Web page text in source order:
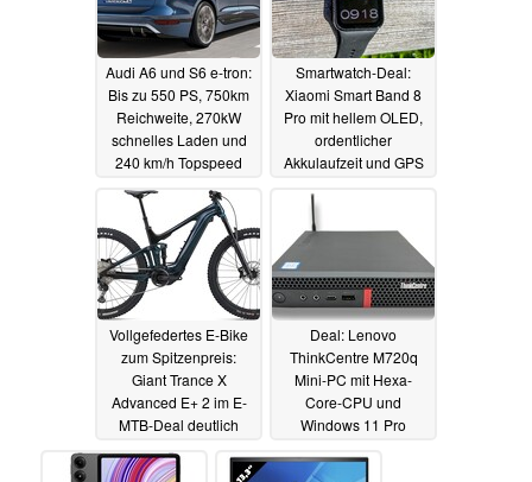
Audi A6 und S6 e-tron:
Bis zu 550 PS, 750km
Reichweite, 270kW
schnelles Laden und
240 km/h Topspeed
03.08.2024
Smartwatch-Deal:
Xiaomi Smart Band 8
Pro mit hellem OLED,
ordentlicher
Akkulaufzeit und GPS
Vollgefedertes E-Bike
zum Spitzenpreis:
Giant Trance X
Advanced E+ 2 im E-
MTB-Deal deutlich
reduziert
Deal: Lenovo
ThinkCentre M720q
Mini-PC mit Hexa-
Core-CPU und
Windows 11 Pro
Sparpreis